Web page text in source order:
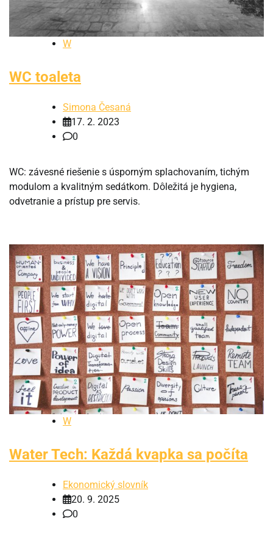
W
WC toaleta
Simona Česaná
17. 2. 2023
0
WC: závesné riešenie s úsporným splachovaním, tichým
modulom a kvalitným sedátkom. Dôležitá je hygiena,
odvetranie a prístup pre servis.
W
Water Tech: Každá kvapka sa počíta
Ekonomický slovník
20. 9. 2025
0